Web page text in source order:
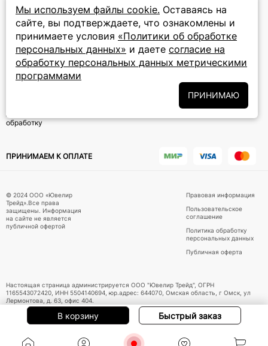
В корзину Быстрый заказ
Мы используем файлы cookie. Оставаясь на
сайте, вы подтверждаете, что ознакомлены и
принимаете условия «Политики об обработке
персональных данных» и даете согласие на
обработку персональных данных метрическими
программами
ПРИНИМАЮ
8 (800) 777-72-69
прием звонков: круглосуточно
ПОДПИСКА НА РАССЫЛКУ
Политики
обработку
ПРИНИМАЕМ К ОПЛАТЕ
© 2024 ООО «Ювелир
Трейд».Все права
защищены. Информация
на сайте не является
публичной офертой
Правовая информация
Пользовательское
соглашение
Политика обработку
персональных данных
Публичная оферта
Настоящая страница администрируется ООО "Ювелир Трейд", ОГРН
1165543072420, ИНН 5504140694, юр.адрес: 644070, Омская область, г Омск, ул
Лермонтова, д. 63, офис 404.